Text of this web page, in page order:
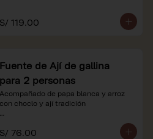
*Nuestros precios están expresados en
soles e incluyen impuestos de ley y
S/ 119.00
Fuente de Ají de gallina
para 2 personas
Acompañado de papa blanca y arroz
con choclo y ají tradición
*Nuestros precios están expresados en
soles e incluyen impuestos de ley y
S/ 76.00